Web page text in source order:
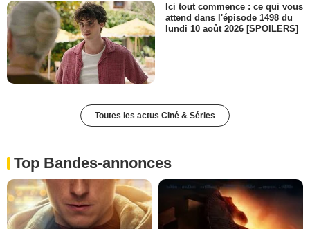
Ici tout commence : ce qui vous
attend dans l'épisode 1498 du
lundi 10 août 2026 [SPOILERS]
Toutes les actus Ciné & Séries
Top Bandes-annonces